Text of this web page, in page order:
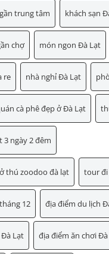
trung tâm khách sạn
chợ món ngon Đà Lạt
re nhà nghỉ Đà Lạt
cà phê đẹp ở Đà Lạt
ngày 2 đêm
thú zoodoo đà lạt tour đi
12 địa điểm du lịch
Lạt địa điểm ăn chơi